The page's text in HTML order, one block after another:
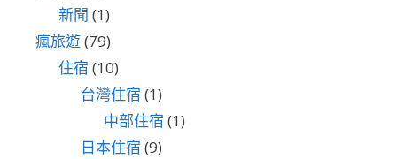
新聞 (1)
瘋旅遊(79)
住宿 (10)
台灣住宿 (1)
中部住宿 (1)
日本住宿 (9)